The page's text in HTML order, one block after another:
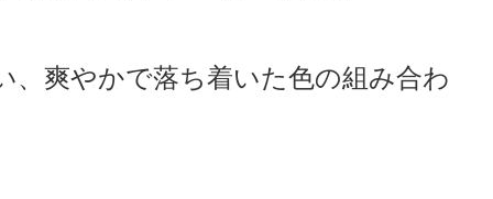
爽やかで落ち着いた色の組み合わ